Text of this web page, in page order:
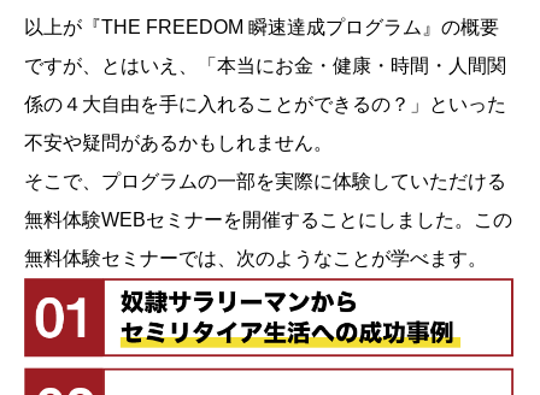
以上が『THE FREEDOM 瞬速達成プログラム』の概要
ですが、とはいえ、「本当にお金・健康・時間・人間関
係の４大自由を手に入れることができるの？」といった
不安や疑問があるかもしれません。
そこで、プログラムの一部を実際に体験していただける
無料体験WEBセミナーを開催することにしました。この
無料体験セミナーでは、次のようなことが学べます。